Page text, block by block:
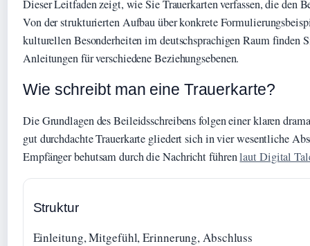
Dieser Leitfaden zeigt, wie Sie Trauerkarten verfassen, die den
Von der strukturierten Aufbau über konkrete
kulturellen Besonderheiten im deutschsprachigen Raum finden
Anleitungen für verschiedene Beziehungsebenen.
Wie schreibt man eine Trauerkarte?
Die Grundlagen des Beileidsschreibens folgen einer klaren
gut durchdachte Trauerkarte gliedert sich in vier wesentliche
Empfänger behutsam durch die Nachricht führenlaut Digital
Struktur
Einleitung, Mitgefühl, Erinnerung, Abschluss